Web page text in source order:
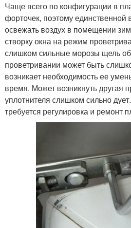
Чаще всего по конфигурации в
форточек, поэтому единственной
освежать воздух в помещении
створку окна на режим
слишком сильные морозы щель
проветривании может быть
возникает необходимость ее
время. Может возникнуть другая
уплотнителя слишком сильно
требуется регулировка и ремонт